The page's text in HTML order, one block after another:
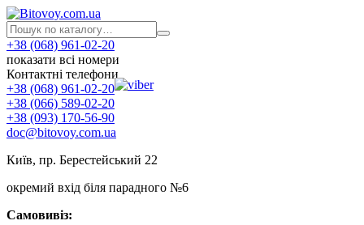
+38 (068) 961-02-20
показати всі номери
Контактні телефони
+38 (068) 961-02-20
+38 (066) 589-02-20
+38 (093) 170-56-90
doc@bitovoy.com.ua
Київ, пр. Берестейський 22
окремий вхід біля парадного №6
Самовивіз: